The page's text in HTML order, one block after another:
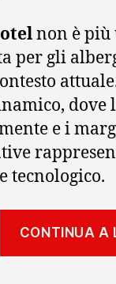
non è più
per gli
dove
e i
tecnologico.
CONTINUA A